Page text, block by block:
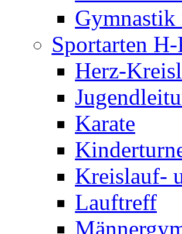
Gymnastik
Sportarten H-
Herz-
Karate
Kreislauf-
Lauftreff